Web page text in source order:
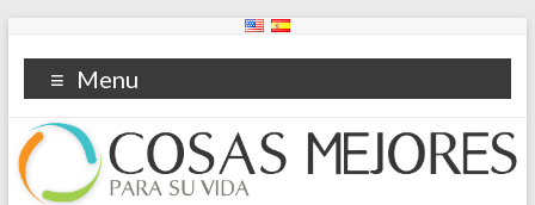
Menu